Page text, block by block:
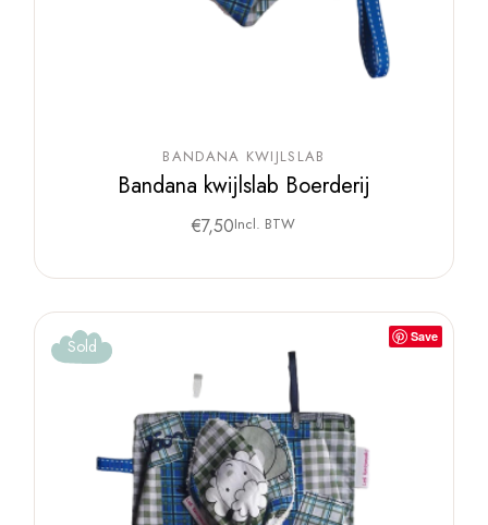
BANDANA KWIJLSLAB
Bandana kwijlslab Boerderij
€7,50Incl. BTW
Save
Sold